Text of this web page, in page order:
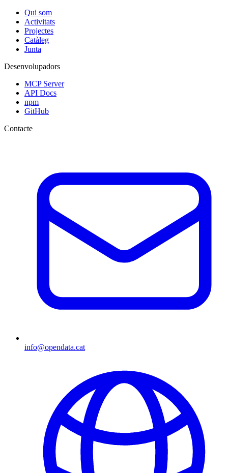
Qui som
Activitats
Projectes
Catàleg
Junta
Desenvolupadors
MCP Server
API Docs
npm
GitHub
Contacte
info@opendata.cat